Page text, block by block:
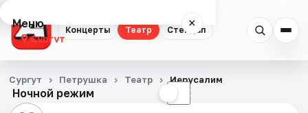
Концерты Театр Стендап
Меню ×
Сургут
Концерты
Театр
Ночной режим ☾
Сургут Петрушка Театр Иерусалим